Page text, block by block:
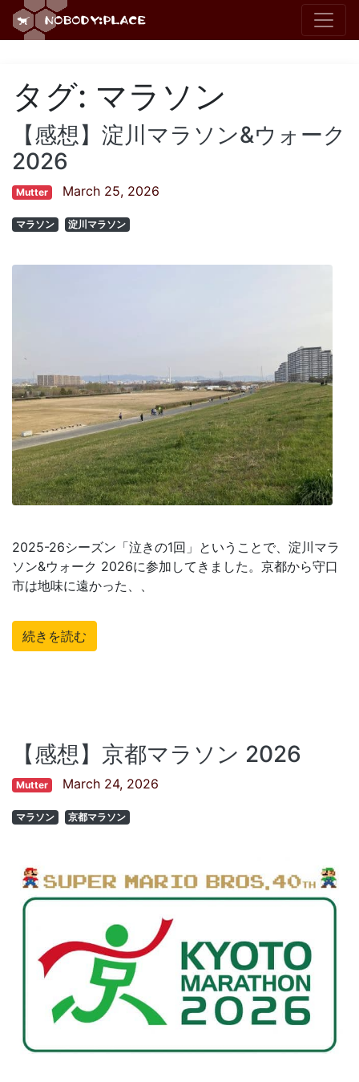
タグ: マラソン
【感想】淀川マラソン&ウォーク
2026
Mutter March 25, 2026
マラソン 淀川マラソン
2025-26シーズン「泣きの1回」ということで、淀川マラ
ソン&ウォーク 2026に参加してきました。京都から守口
市は地味に遠かった、、
続きを読む
【感想】京都マラソン 2026
Mutter March 24, 2026
マラソン 京都マラソン